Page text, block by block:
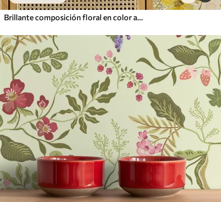
Brillante composición floral en color amarillo